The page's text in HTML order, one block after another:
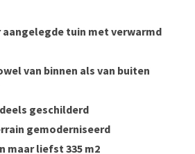
tuin met verwarmd
van binnen als van buiten
geschilderd
gemoderniseerd
maar liefst 335 m2